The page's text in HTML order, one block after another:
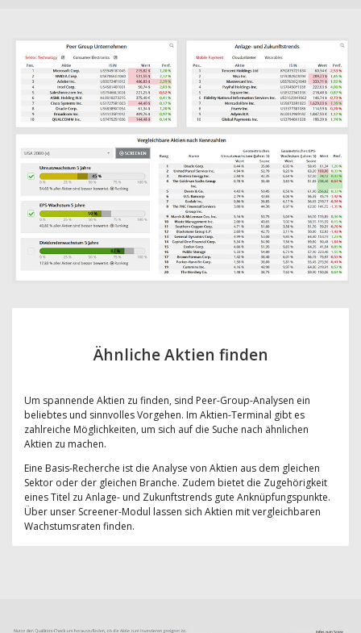
Ähnliche Aktien finden
Um spannende Aktien zu finden, sind Peer-Group-Analysen ein
beliebtes und sinnvolles Vorgehen. Im Aktien-Terminal gibt es
zahlreiche Möglichkeiten, um sich auf die Suche nach ähnlichen
Aktien zu machen.
Eine Basis-Recherche ist die Analyse von Aktien aus dem gleichen
Sektor oder der gleichen Branche. Zudem bietet die Zugehörigkeit
eines Titel zu Anlage- und Zukunftstrends gute Anknüpfungspunkte.
Über unser Screener-Modul lassen sich Aktien mit vergleichbaren
Wachstumsraten finden.